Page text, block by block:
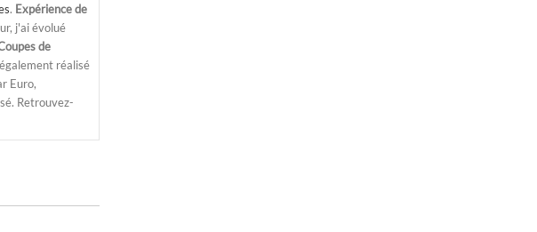
. Expérience de
j'ai évolué
de
réalisé
Euro,
Retrouvez-